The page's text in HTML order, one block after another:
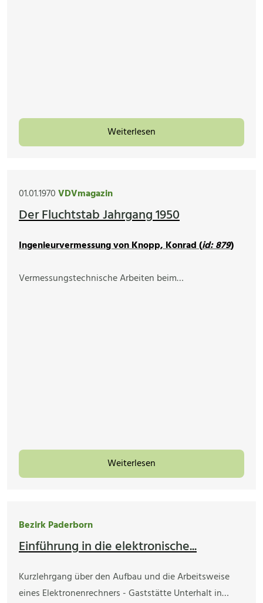
Weiterlesen
01.01.1970VDVmagazin
Der Fluchtstab Jahrgang 1950
Ingenieurvermessung von Knopp, Konrad (id: 879)
Vermessungstechnische Arbeiten beim…
Weiterlesen
Bezirk Paderborn
Einführung in die elektronische...
Kurzlehrgang über den Aufbau und die Arbeitsweise
eines Elektronenrechners - Gaststätte Unterhalt in…